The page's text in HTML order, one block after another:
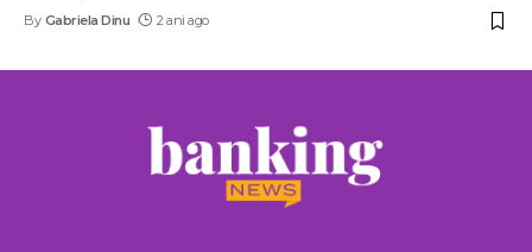
By Gabriela Dinu 2 ani ago